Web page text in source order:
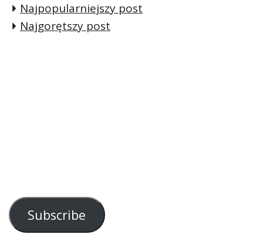
Najpopularniejszy post
Najgorętszy post
Subscribe